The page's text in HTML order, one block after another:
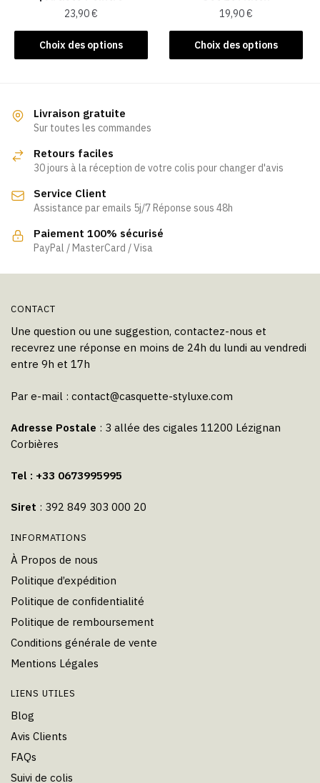
du
produit
du
produit
23,90€
Choix des options
Ce
produit
variations.
Les
peuvent
choisies
sur
la
page
19,90€
Choix des options
Ce
produit
peuvent
être
Livraison gratuite
Sur toutes les commandes
Retours faciles
30 jours à la réception de votre colis pour changer d'avis
Service Client
Assistance par emails 5j/7 Réponse sous 48h
Paiement 100% sécurisé
PayPal / MasterCard / Visa
CONTACT
Une question ou une suggestion, contactez-nous et
recevrez une réponse en moins de 24h du lundi au vendredi
entre 9h et 17h
Par e-mail : contact@casquette-styluxe.com
Adresse Postale : 3 allée des cigales 11200 Lézignan
Corbières
Tel : +33 0673995995
Siret : 392 849 303 000 20
INFORMATIONS
À Propos de nous
Politique d’expédition
Politique de confidentialité
Politique de remboursement
Conditions générale de vente
Mentions Légales
LIENS UTILES
Blog
Avis Clients
FAQs
Suivi de colis